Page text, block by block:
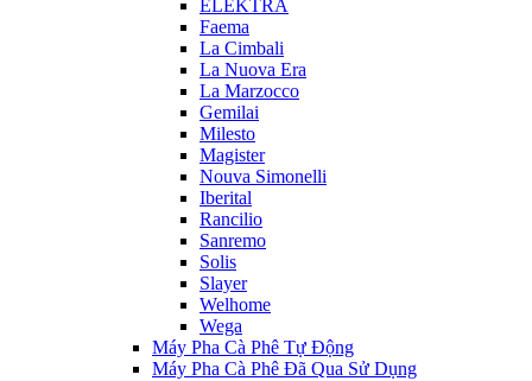
ELEKTRA
Faema
La Cimbali
La Nuova Era
La Marzocco
Gemilai
Milesto
Magister
Nouva Simonelli
Iberital
Rancilio
Sanremo
Solis
Slayer
Welhome
Wega
Máy Pha Cà Phê Tự Động
Máy Pha Cà Phê Đã Qua Sử Dụng